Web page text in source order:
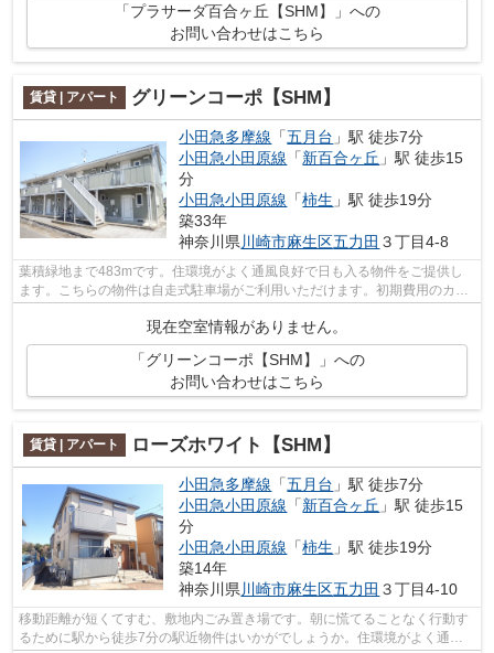
「プラサーダ百合ヶ丘【SHM】」への
お問い合わせはこちら
賃貸 | アパート グリーンコーポ【SHM】
小田急多摩線 「五月台 」駅 徒歩7分
小田急小田原線 「新百合ヶ丘 」駅 徒歩15
分
小田急小田原線 「柿生 」駅 徒歩19分
築33年
神奈川県 川崎市麻生区五力田 ３丁目4-8
葉積緑地まで483mです。住環境がよく通風良好で日も入る物件をご提供し
ます。こちらの物件は自走式駐車場がご利用いただけます。初期費用のカー
ド決済ができます。当社スタッフが地域...
現在空室情報がありません。
「グリーンコーポ【SHM】」への
お問い合わせはこちら
賃貸 | アパート ローズホワイト【SHM】
小田急多摩線 「五月台 」駅 徒歩7分
小田急小田原線 「新百合ヶ丘 」駅 徒歩15
分
小田急小田原線 「柿生 」駅 徒歩19分
築14年
神奈川県川崎市麻生区五力田 ３丁目4-10
移動距離が短くてすむ、敷地内ごみ置き場です。朝に慌てることなく行動す
るために駅から徒歩7分の駅近物件はいかがでしょうか。住環境がよく通風